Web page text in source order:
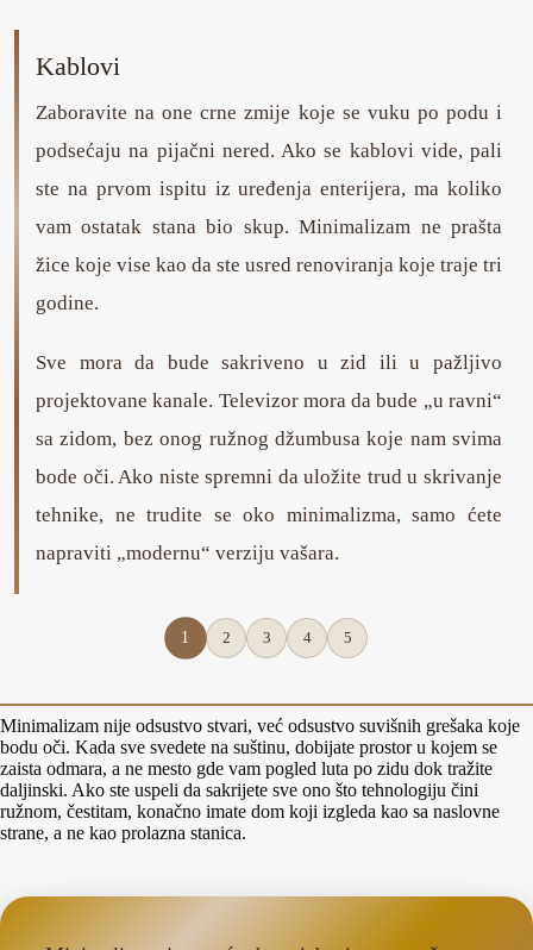
Kablovi
Zaboravite na one crne zmije koje se vuku po podu i
podsećaju na pijačni nered. Ako se kablovi vide, pali
ste na prvom ispitu iz uređenja enterijera, ma koliko
vam ostatak stana bio skup. Minimalizam ne prašta
žice koje vise kao da ste usred renoviranja koje traje tri
godine.
Sve mora da bude sakriveno u zid ili u pažljivo
projektovane kanale. Televizor mora da bude „u ravni“
sa zidom, bez onog ružnog džumbusa koje nam svima
bode oči. Ako niste spremni da uložite trud u skrivanje
tehnike, ne trudite se oko minimalizma, samo ćete
napraviti „modernu“ verziju vašara.
1 2 3 4 5
Minimalizam nije odsustvo stvari, već odsustvo suvišnih grešaka koje
bodu oči. Kada sve svedete na suštinu, dobijate prostor u kojem se
zaista odmara, a ne mesto gde vam pogled luta po zidu dok tražite
daljinski. Ako ste uspeli da sakrijete sve ono što tehnologiju čini
ružnom, čestitam, konačno imate dom koji izgleda kao sa naslovne
strane, a ne kao prolazna stanica.